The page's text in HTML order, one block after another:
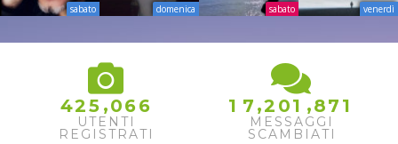
sabato domenica sabato venerdì
425 ,066
UTENTI
REGISTRATI
1 7 ,2 01 ,87 1
2
MESSAGGI
SCAMBIATI